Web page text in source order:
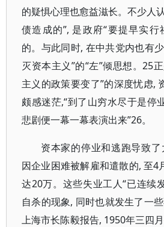
的疑惧心理也愈益滋长。不少人
债造成的”, 是政府“要提早实行
的。与此同时, 在中共党内也有
灭资本主义”的“左”倾思想。25
主义的政策要变了”的深度忧虑,
颇感迷茫,“到了山穷水尽于是停
悲剧便一幕一幕表演出来”26。
资本家的停业和逃跑导致
因企业困难被解雇和遣散的, 至4
达20万。这些失业工人“已连续
自杀的现象, 同时也就发生了一
上海市长陈毅报告, 1950年三四